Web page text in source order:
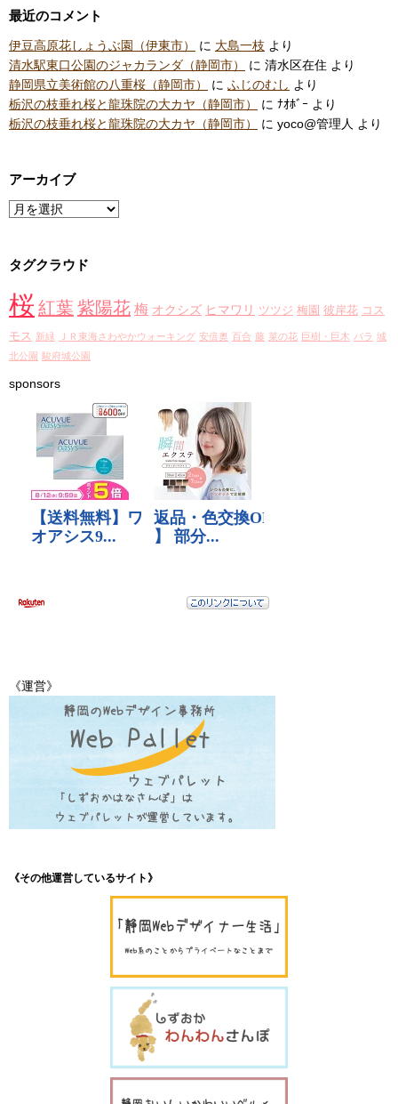
最近のコメント
伊豆高原花しょうぶ園（伊東市） に 大島一枝 より
清水駅東口公園のジャカランダ（静岡市）
に 清水区在住 より
静岡県立美術館の八重桜（静岡市）
に ふじのむし より
栃沢の枝垂れ桜と龍珠院の大カヤ（静岡市）
に ﾅｵﾎﾞｰ より
栃沢の枝垂れ桜と龍珠院の大カヤ（静岡市）
に yoco@管理人 より
アーカイブ
ア
イ
タグクラウド
桜 紅葉 紫陽花 梅 オクシズ ヒマワリ ツツジ 梅園 彼岸花 コス
モス 新緑 ＪＲ東海さわやかウォーキング 安倍奥 百合 藤 菜の花 巨樹・巨木 バラ 城
北公園 駿府城公園
sponsors
《運営》
《その他運営しているサイト》